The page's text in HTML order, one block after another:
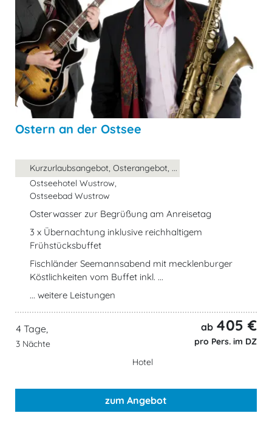
Ostern an der Ostsee
Kurzurlaubsangebot, Osterangebot, ...
Ostseehotel Wustrow,
Ostseebad Wustrow
Osterwasser zur Begrüßung am Anreisetag
3 x Übernachtung inklusive reichhaltigem
Frühstücksbuffet
Fischländer Seemannsabend mit mecklenburger
Köstlichkeiten vom Buffet inkl. ...
... weitere Leistungen
4 Tage,
3 Nächte
ab 405 €
pro Pers. im DZ
Hotel
zum Angebot